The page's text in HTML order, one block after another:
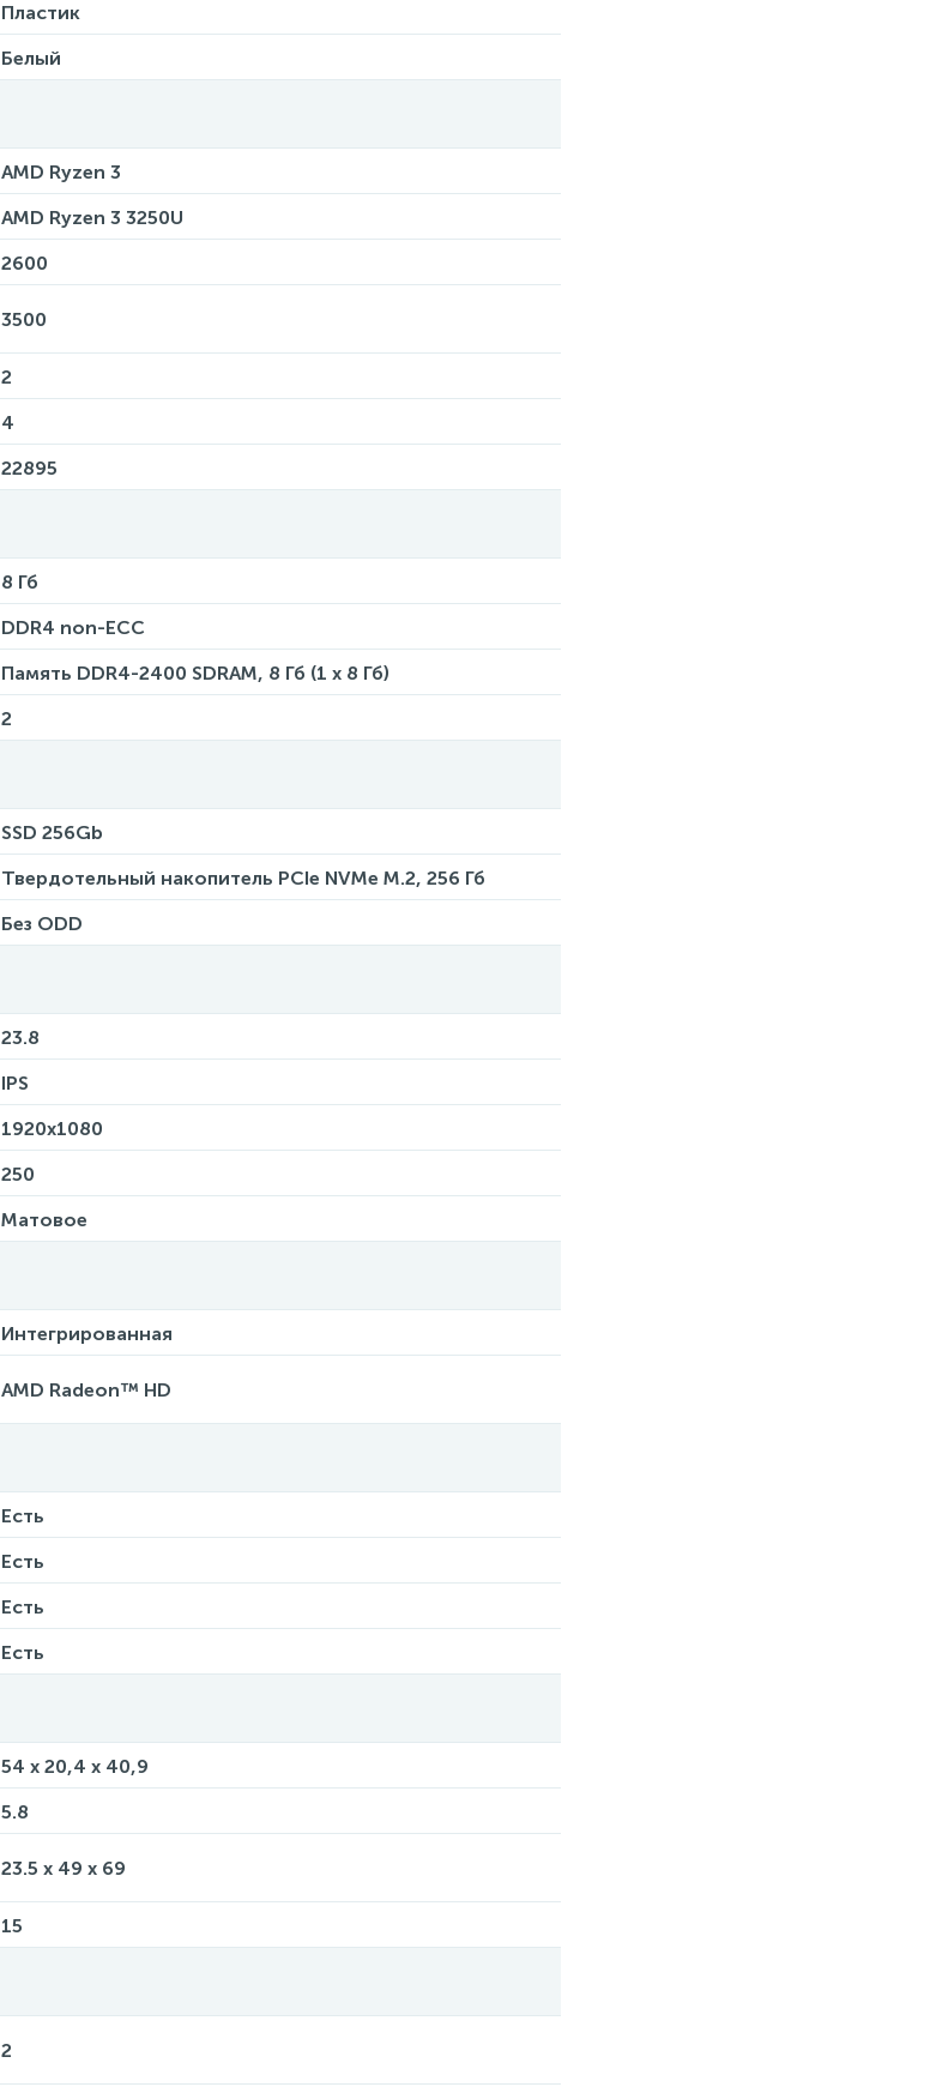
Пластик
Белый
AMD Ryzen 3
AMD Ryzen 3 3250U
2600
3500
2
4
22895
8 Гб
DDR4 non-ECC
Память DDR4-2400 SDRAM, 8 Гб (1 x 8 Гб)
2
SSD 256Gb
Твердотельный накопитель PCIe NVMe M.2, 256 Гб
Без ODD
23.8
IPS
1920х1080
250
Матовое
Интегрированная
AMD Radeon™ HD
Есть
Есть
Есть
Есть
54 x 20,4 x 40,9
5.8
23.5 x 49 x 69
15
2